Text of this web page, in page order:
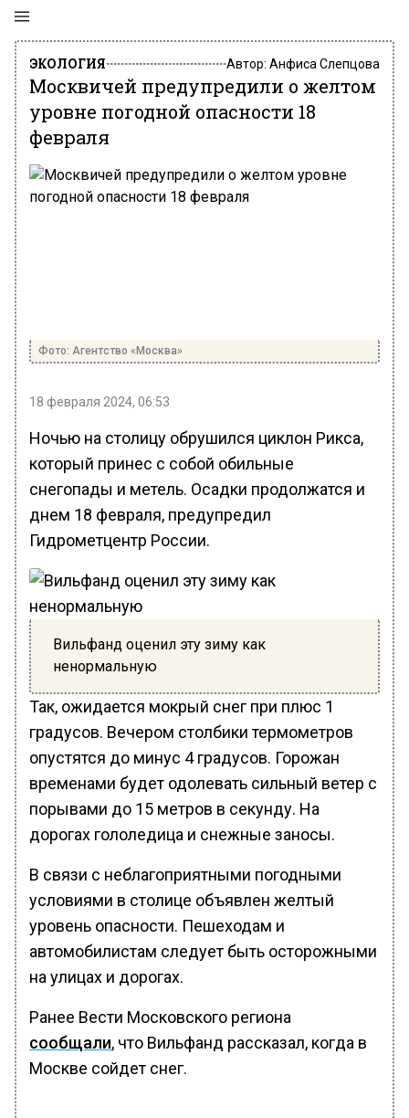
ЭКОЛОГИЯ Автор: Анфиса Слепцова
Москвичей предупредили о желтом
уровне погодной опасности 18
февраля
Фото: Агентство «Москва»
18 февраля 2024, 06:53
Ночью на столицу обрушился циклон Рикса,
который принес с собой обильные
снегопады и метель. Осадки продолжатся и
днем 18 февраля, предупредил
Гидрометцентр России.
Вильфанд оценил эту зиму как
ненормальную
Так, ожидается мокрый снег при плюс 1
градусов. Вечером столбики термометров
опустятся до минус 4 градусов. Горожан
временами будет одолевать сильный ветер с
порывами до 15 метров в секунду. На
дорогах гололедица и снежные заносы.
В связи с неблагоприятными погодными
условиями в столице объявлен желтый
уровень опасности. Пешеходам и
автомобилистам следует быть осторожными
на улицах и дорогах.
Ранее Вести Московского региона
сообщали, что Вильфанд рассказал, когда в
Москве сойдет снег.